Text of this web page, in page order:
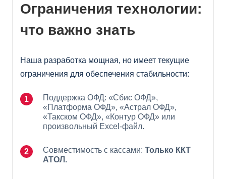
Ограничения технологии:
что важно знать
Наша разработка мощная, но имеет текущие
ограничения для обеспечения стабильности:
Поддержка ОФД: «Сбис ОФД»,
«Платформа ОФД», «Астрал ОФД»,
«Такском ОФД», «Контур ОФД» или
произвольный Excel-файл.
Совместимость с кассами: Только ККТ
АТОЛ.